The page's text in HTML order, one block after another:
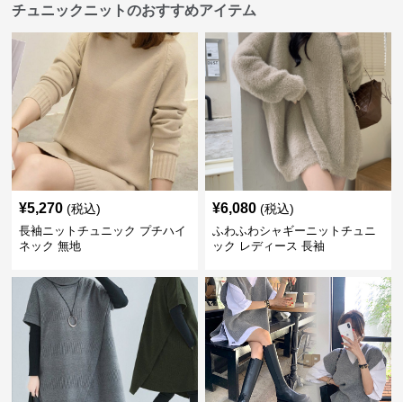
チュニックニットのおすすめアイテム
¥5,270 (税込)
長袖ニットチュニック プチハイ
ネック 無地
¥6,080 (税込)
ふわふわシャギーニットチュニ
ック レディース 長袖